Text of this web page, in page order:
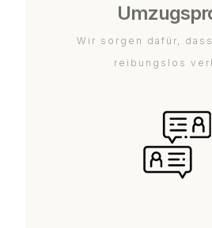
Wir sorgen dafür,
reibungslos